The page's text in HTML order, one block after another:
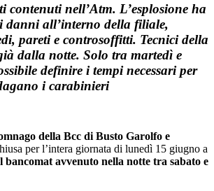
contenuti nell’Atm. L’esplosione ha
danni all’interno della filiale,
pareti e controsoffitti. Tecnici della
dalla notte. Solo tra martedì e
definire i tempi necessari per
i carabinieri
della Bcc di Busto Garolfo e
per l’intera giornata di lunedì 15 giugno a
bancomat avvenuto nella notte tra sabato e